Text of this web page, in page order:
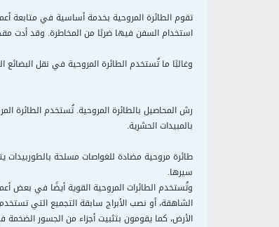
تقوم الطائرة المروحية بخدمة أساسية في متابعة
استخدام السفن فيها ضربًا من المخاطرة. وقد أدت
وغالبًا ما تُستخدم الطائرة المروحية في نقل
رش المحاصيل بالطائرة المروحية. تُستخدم الطائرة
بالمبيدات الحشرية.
طائرة مروحية مضادة للغواصات مسلحة بالطوربيدات
سيرها.
وتُستخدم الطائرات المروحية القوية أيضًا في بعض
الشاهقة، أو نصب الأبراج سابقة التجميع التي
الأرض، كما يقومون بتثبيت أجزاء من الجسور الضخمة